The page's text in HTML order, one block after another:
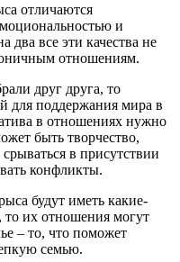
отличаются
и
все эти качества не
отношениям.
друг друга, то
для поддержания мира в
в отношениях нужно
быть творчество,
в присутствии
конфликты.
будут иметь какие-
их отношения могут
– то, что поможет
семью.